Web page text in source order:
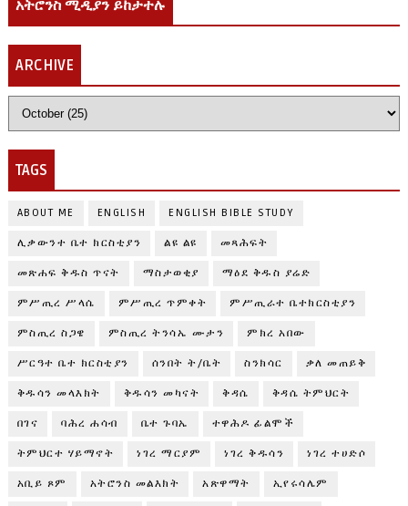
አትሮንስ ሚዲያን ይከታተሉ
ARCHIVE
TAGS
ABOUT ME ENGLISH ENGLISH BIBLE STUDY
ሊቃውንተ ቤተ ክርስቲያን ልዩ ልዩ መጻሕፍት
መጽሐፍ ቅዱስ ጥናት ማስታወቂያ ማዕደ ቅዱስ ያሬድ
ምሥጢረ ሥላሴ ምሥጢረ ጥምቀት ምሥጢራተ ቤተክርስቲያን
ምስጢረ ስጋዌ ምስጢረ ትንሳኤ ሙታን ምክረ አበው
ሥርዓተ ቤተ ክርስቲያን ሰንበት ት/ቤት ስንክሳር ቃለ መጠይቅ
ቅዱሳን መላእክት ቅዱሳን መካናት ቅዳሴ ቅዳሴ ትምህርት
በገና ባሕረ ሐሳብ ቤተ ጉባኤ ተዋሕዶ ፊልሞች
ትምህርተ ሃይማኖት ነገረ ማርያም ነገረ ቅዱሳን ነገረ ተሀድሶ
አቢይ ጾም አትሮንስ መልእክት አጽዋማት ኢየሩሳሌም